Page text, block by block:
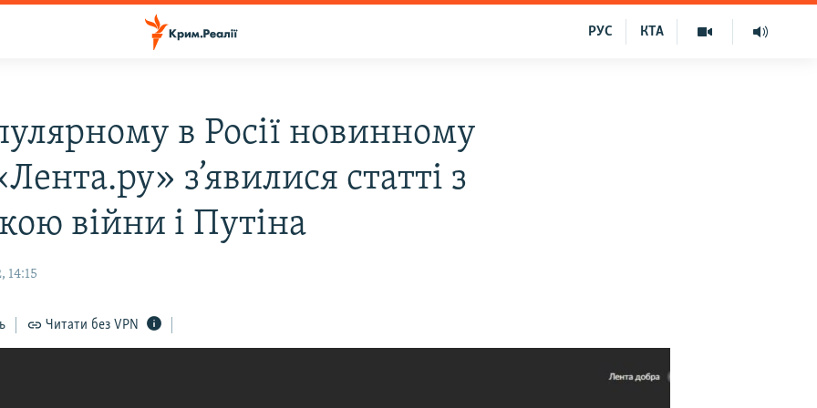
КТА
РУС
в Росії новинному
з’явилися статті з
війни і Путіна
14:15
Читати без VPN